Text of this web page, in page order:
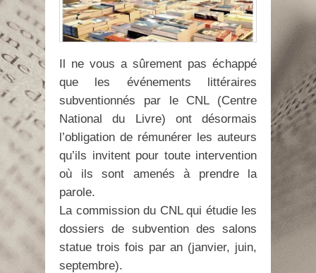
Il ne vous a sûrement pas échappé
que les événements littéraires
subventionnés par le CNL (Centre
National du Livre) ont désormais
l’obligation de rémunérer les auteurs
qu’ils invitent pour toute intervention
où ils sont amenés à prendre la
parole.
La commission du CNL qui étudie les
dossiers de subvention des salons
statue trois fois par an (janvier, juin,
septembre).